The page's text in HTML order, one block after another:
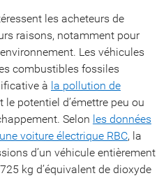
les acheteurs de
raisons, notamment pour
Les véhicules
combustibles fossiles
à la pollution de
potentiel d’émettre peu ou
Selon les données
voiture électrique RBC, la
d’un véhicule entièrement
kg d’équivalent de dioxyde